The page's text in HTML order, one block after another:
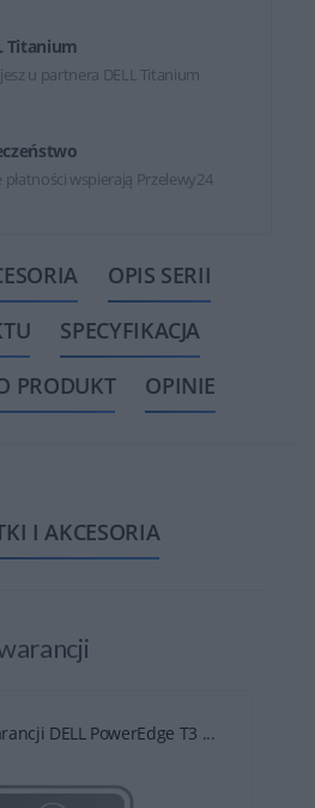
Titanium
u partnera DELL Titanium
płatności wspierają Przelewy24
OPIS SERII
SPECYFIKACJA
PRODUKT
OPINIE
I AKCESORIA
DELL PowerEdge T3 ...